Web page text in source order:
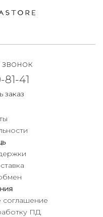
41
заказ
соглашение
ПД